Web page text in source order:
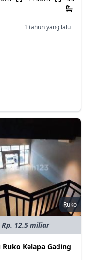
1 tahun yang lalu
Ruko
Rp. 12.5 miliar
Ruko Kelapa Gading